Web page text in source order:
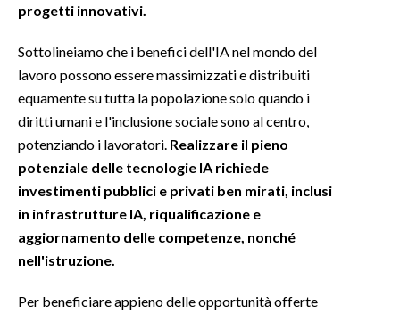
progetti innovativi.
Sottolineiamo che i benefici dell'IA nel mondo del
lavoro possono essere massimizzati e distribuiti
equamente su tutta la popolazione solo quando i
diritti umani e l'inclusione sociale sono al centro,
potenziando i lavoratori. Realizzare il pieno
potenziale delle tecnologie IA richiede
investimenti pubblici e privati ben mirati, inclusi
in infrastrutture IA, riqualificazione e
aggiornamento delle competenze, nonché
nell'istruzione.
Per beneficiare appieno delle opportunità offerte